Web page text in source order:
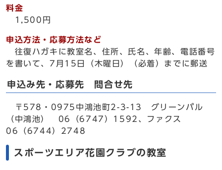
料金
1,500円
申込方法・応募方法など
往復ハガキに教室名、住所、氏名、年齢、電話番号
を書いて、7月15日（木曜日）（必着）までに郵送
申込み先・応募先 問合せ先
〒578・0975中鴻池町2-3-13 グリーンパル
（中鴻池） 06（6747）1592、ファクス
06（6744）2748
スポーツエリア花園クラブの教室